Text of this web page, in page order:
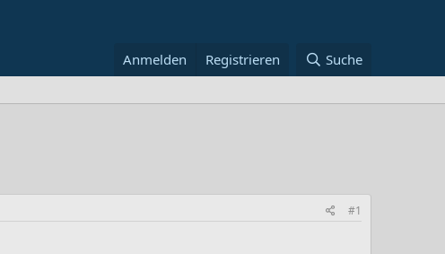
Anmelden Registrieren Suche
#1